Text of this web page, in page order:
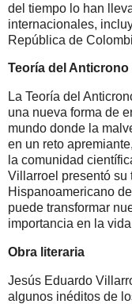
del tiempo lo han
internacionales,
República de
Teoría del Anticrono
La Teoría del
una nueva forma de
mundo donde la
en un reto
la comunidad
Villarroel presentó su
Hispanoamericano
puede transformar
importancia en la
Obra literaria
Jesús Eduardo
algunos inéditos de